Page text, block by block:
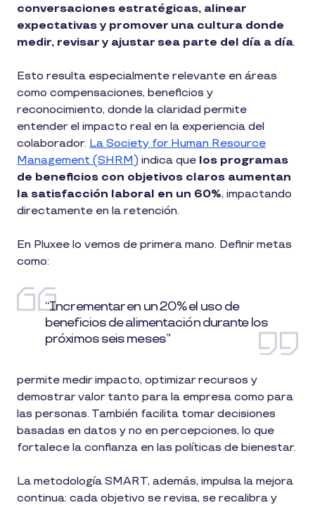
conversaciones estratégicas, alinear
expectativas y promover una cultura donde
medir, revisar y ajustar sea parte del día a día.
Esto resulta especialmente relevante en áreas
como compensaciones, beneficios y
reconocimiento, donde la claridad permite
entender el impacto real en la experiencia del
colaborador. La Society for Human Resource
Management (SHRM) indica que los programas
de beneficios con objetivos claros aumentan
la satisfacción laboral en un 60%, impactando
directamente en la retención.
En Pluxee lo vemos de primera mano. Definir metas
como:
“Incrementar en un 20% el uso de
beneficios de alimentación durante los
próximos seis meses”
permite medir impacto, optimizar recursos y
demostrar valor tanto para la empresa como para
las personas. También facilita tomar decisiones
basadas en datos y no en percepciones, lo que
fortalece la confianza en las políticas de bienestar.
La metodología SMART, además, impulsa la mejora
continua: cada objetivo se revisa, se recalibra y